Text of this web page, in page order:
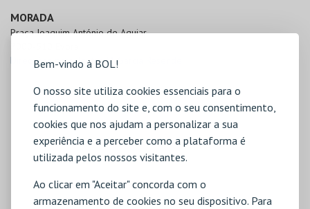
Bem-vindo à BOL!
O nosso site utiliza cookies essenciais para o
funcionamento do site e, com o seu consentimento,
cookies que nos ajudam a personalizar a sua
experiência e a perceber como a plataforma é
utilizada pelos nossos visitantes.
Ao clicar em "Aceitar" concorda com o
armazenamento de cookies no seu dispositivo. Para
MORADA
Praça Joaquim António de Aguiar
Direcções para Teatro M. Garcia Resende